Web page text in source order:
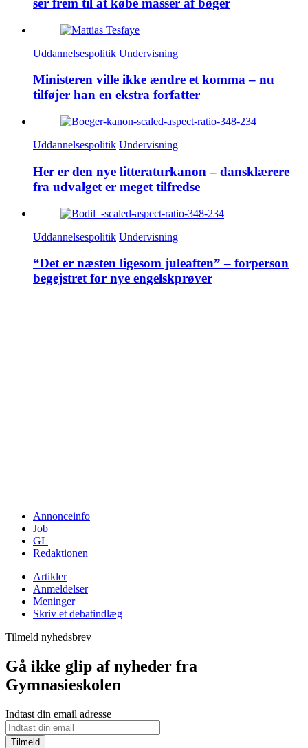
ser frem til at købe masser af bøger
Uddannelsespolitik Undervisning
Ministeren ville ikke ændre et komma – nu
tilføjer han en ekstra forfatter
Uddannelsespolitik Undervisning
Her er den nye litteraturkanon – dansklærere
fra udvalget er meget tilfredse
Uddannelsespolitik Undervisning
“Det er næsten ligesom juleaften” – forperson
begejstret for nye engelskprøver
Annonceinfo
Job
GL
Redaktionen
Artikler
Anmeldelser
Meninger
Skriv et debatindlæg
Tilmeld nyhedsbrev
Gå ikke glip af nyheder fra
Gymnasieskolen
Indtast din email adresse
Tilmeld